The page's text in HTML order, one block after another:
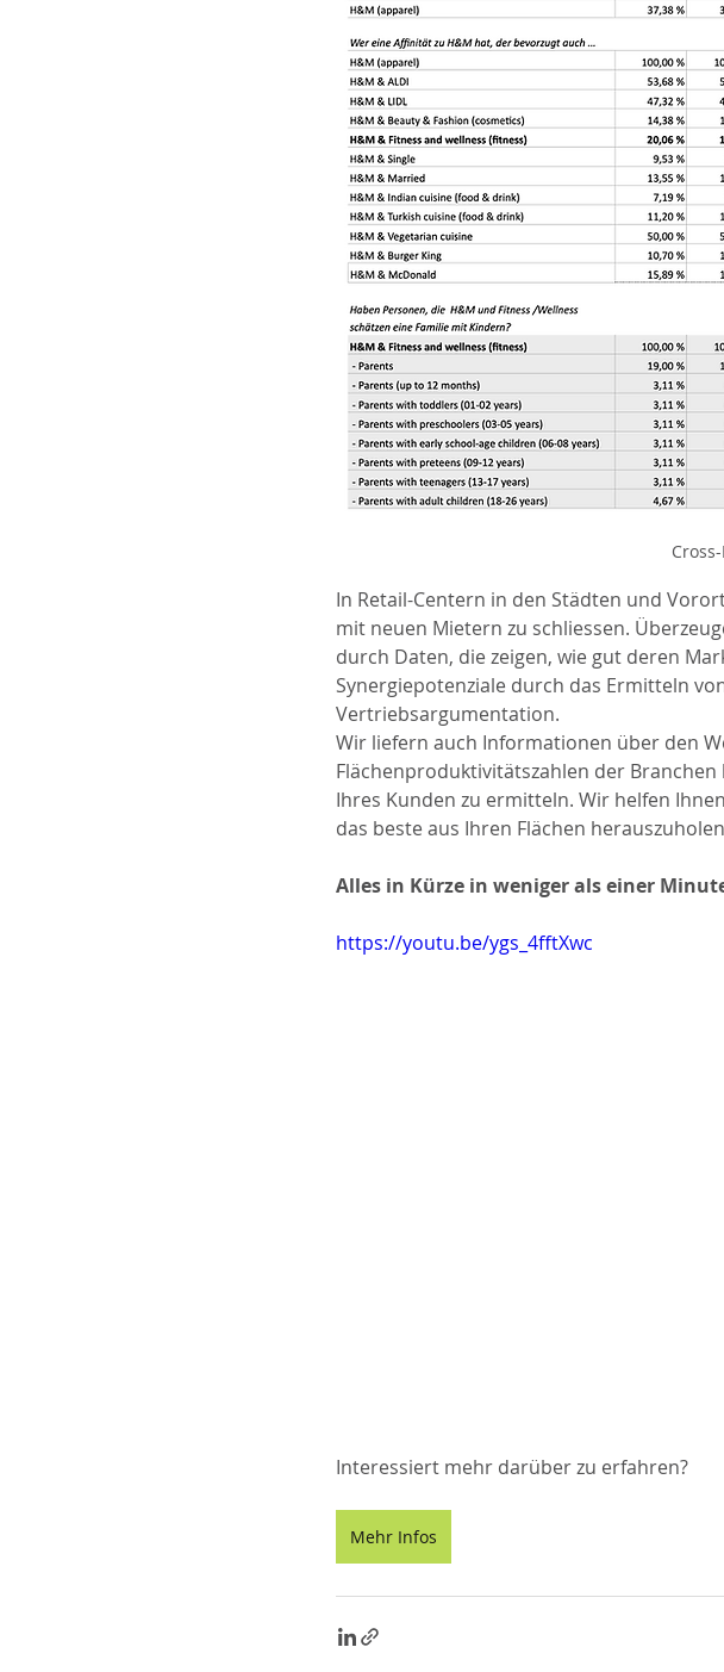
In Retail-Centern in den Städten und
mit neuen Mietern zu schliessen.
durch Daten, die zeigen, wie gut deren
Synergiepotenziale durch das Ermitteln
Vertriebsargumentation.
Wir liefern auch Informationen über den
Flächenproduktivitätszahlen der
Ihres Kunden zu ermitteln. Wir helfen
das beste aus Ihren Flächen
Alles in Kürze in weniger als einer
https://youtu.be/ygs_4fftXwc
Interessiert mehr darüber zu erfahren?
Mehr Infos